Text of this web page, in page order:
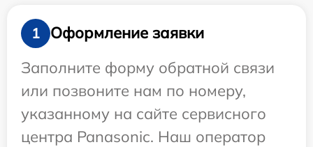
1
Оформление заявки
Заполните форму обратной связи
или позвоните нам по номеру,
указанному на сайте сервисного
центра Panasonic. Наш оператор